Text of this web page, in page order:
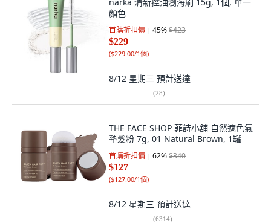
顏色
首購折扣價 45%$423
$229
($229.00/1個)
8/12 星期三 預計送達
(28)
THE FACE SHOP 菲詩小舖 自然遮色氣
墊髮粉 7g, 01 Natural Brown, 1罐
首購折扣價 62%$340
$127
($127.00/1個)
8/12 星期三 預計送達
(6314)